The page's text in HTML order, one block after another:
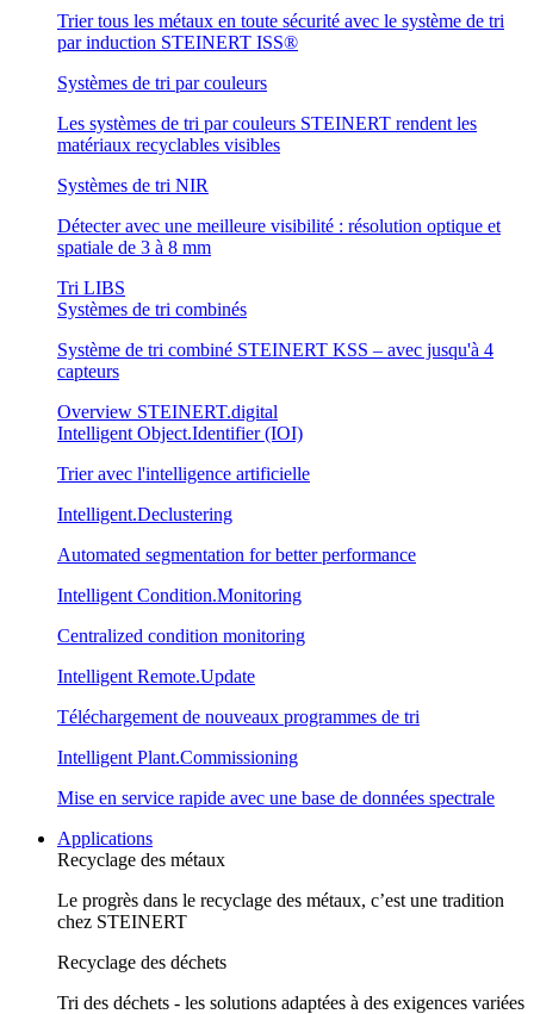
Trier tous les métaux en toute sécurité avec le système de tri
par induction STEINERT ISS®
Systèmes de tri par couleurs
Les systèmes de tri par couleurs STEINERT rendent les
matériaux recyclables visibles
Systèmes de tri NIR
Détecter avec une meilleure visibilité : résolution optique et
spatiale de 3 à 8 mm
Tri LIBS
Systèmes de tri combinés
Système de tri combiné STEINERT KSS – avec jusqu'à 4
capteurs
Overview STEINERT.digital
Intelligent Object.Identifier (IOI)
Trier avec l'intelligence artificielle
Intelligent.Declustering
Automated segmentation for better performance
Intelligent Condition.Monitoring
Centralized condition monitoring
Intelligent Remote.Update
Téléchargement de nouveaux programmes de tri
Intelligent Plant.Commissioning
Mise en service rapide avec une base de données spectrale
Applications
Recyclage des métaux
Le progrès dans le recyclage des métaux, c’est une tradition
chez STEINERT
Recyclage des déchets
Tri des déchets - les solutions adaptées à des exigences variées